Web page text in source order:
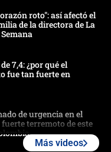
roto": así afectó el
de la directora de La
7,4: ¿por qué el
fue tan fuerte en
de urgencia en el
terremoto de este
Más videos